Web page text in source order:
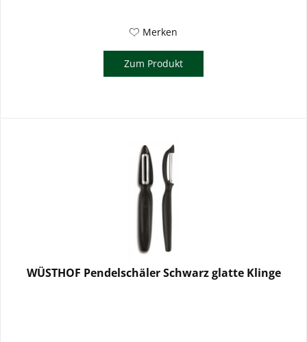
Merken
Zum Produkt
WÜSTHOF Pendelschäler Schwarz glatte Klinge